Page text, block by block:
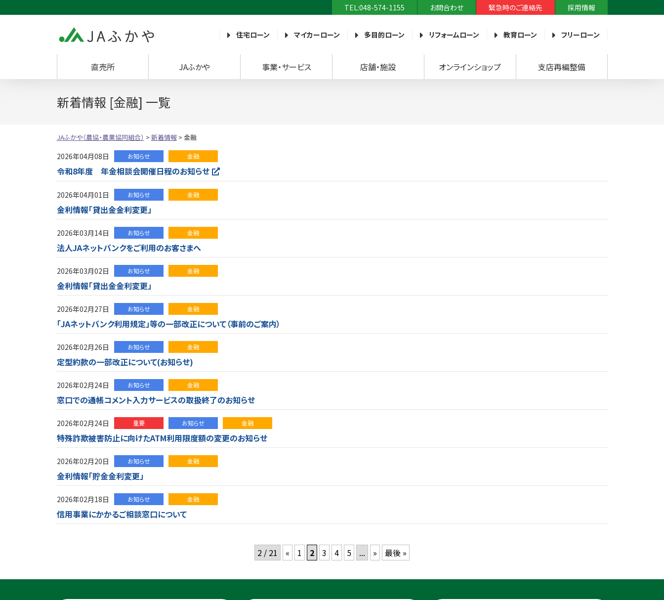
TEL:048-574-1155 お問合わせ 緊急時のご連絡先 採用情報
JAふかや（農協・農業協同組合）
住宅ローン マイカーローン 多目的ローン リフォームローン 教育ローン フリーローン
直売所 JAふかや 事業・サービス 店舗・施設 オンラインショップ 支店再編整備
新着情報 [金融] 一覧
JAふかや（農協・農業協同組合） > 新着情報> 金融
2026年04月08日 お知らせ 金融
令和8年度 年金相談会開催日程のお知らせ
2026年04月01日 お知らせ 金融
金利情報「貸出金金利変更」
2026年03月14日 お知らせ 金融
法人JAネットバンクをご利用のお客さまへ
2026年03月02日 お知らせ 金融
金利情報「貸出金金利変更」
2026年02月27日 お知らせ 金融
「JAネットバンク利用規定」等の一部改正について（事前のご案内）
2026年02月26日 お知らせ 金融
定型約款の一部改正について(お知らせ)
2026年02月24日 お知らせ 金融
窓口での通帳コメント入力サービスの取扱終了のお知らせ
2026年02月24日 重要 お知らせ 金融
特殊詐欺被害防止に向けたATM利用限度額の変更のお知らせ
2026年02月20日 お知らせ 金融
金利情報「貯金金利変更」
2026年02月18日 お知らせ 金融
信用事業にかかるご相談窓口について
2 / 21 « 1 2 3 4 5 ... » 最後 »